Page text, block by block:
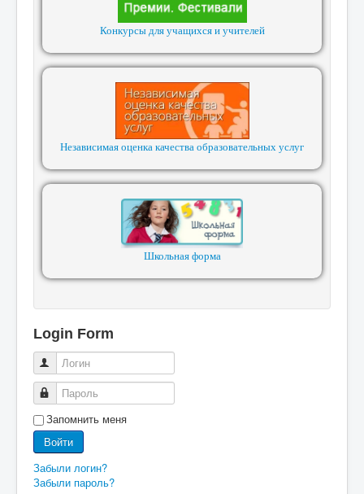
Конкурсы для учащихся и учителей
Независимая оценка качества образовательных услуг
Школьная форма
Login Form
Логин
Пароль
Запомнить меня
Войти
Забыли логин?
Забыли пароль?